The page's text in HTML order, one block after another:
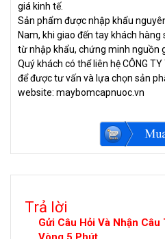
giá kinh tế.
Sản phẩm được nhập khẩu
Nam, khi giao đến tay khách
từ nhập khẩu, chứng minh nguồn
Quý khách có thể liên hệ CÔNG TY
để được tư vấn và lựa chọn sản
website: maybomcapnuoc.vn
Trả lời
Gửi Câu Hỏi Và Nhận